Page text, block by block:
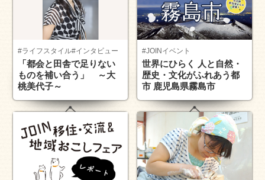
#ライフスタイル#インタビュー
「都会と田舎で足りない
ものを補い合う」 ～大
桃美代子～
#JOINイベント
世界にひらく 人と自然・
歴史・文化がふれあう都
市 鹿児島県霧島市